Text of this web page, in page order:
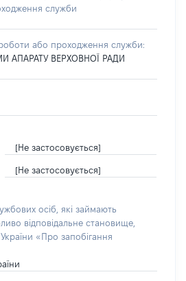
служби
або проходження служби:
АПАРАТУ ВЕРХОВНОЇ РАДИ
[Не застосовується]
[Не застосовується]
осіб, які займають
відповідальне становище,
«Про запобігання